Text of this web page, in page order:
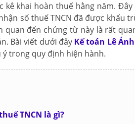
kê khai hoàn thuế hằng năm.
số thuế TNCN đã được khấu
quan đến chứng từ này là rất
Bài viết dưới đây Kế toán Lê Ánh
trong quy định hiện hành.
TNCN là gì?